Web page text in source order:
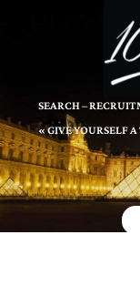
SEARCH –
« GIVE YOURSELF